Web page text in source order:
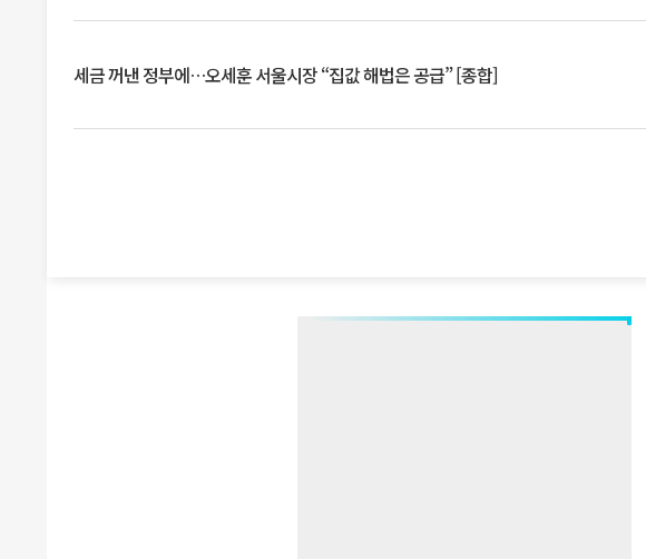
세금 꺼낸 정부에…오세훈 서울시장 “집값 해법은 공급” [종합]